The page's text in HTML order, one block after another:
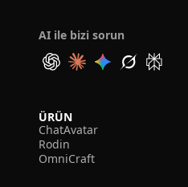
AI ile bizi sorun
ÜRÜN
ChatAvatar
Rodin
OmniCraft